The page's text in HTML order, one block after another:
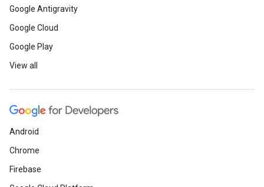
Google Antigravity
Google Cloud
Google Play
View all
Android
Chrome
Firebase